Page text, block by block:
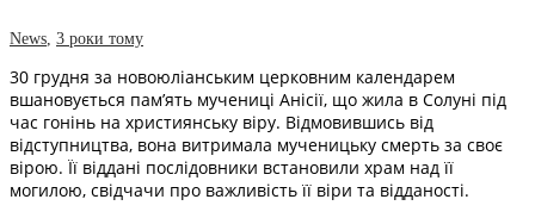
News 3 роки тому
30 грудня за новоюліанським церковним календарем
вшановується пам’ять мучениці Анісії, що жила в Солуні під
час гонінь на християнську віру. Відмовившись від
відступництва, вона витримала мученицьку смерть за своє
вірою. Її віддані послідовники встановили храм над її
могилою, свідчачи про важливість її віри та відданості.